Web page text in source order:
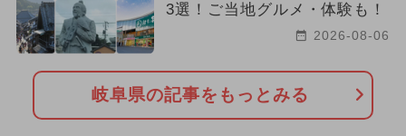
3選！ご当地グルメ・体験も！
2026-08-06
岐阜県の記事をもっとみる